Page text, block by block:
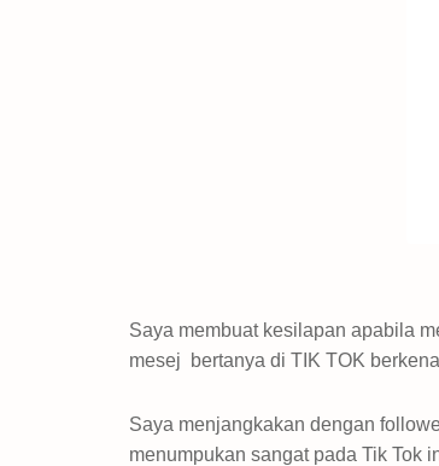
Saya membuat kesilapan apabila
mesej bertanya di TIK TOK
Saya menjangkakan dengan
menumpukan sangat pada Tik Tok